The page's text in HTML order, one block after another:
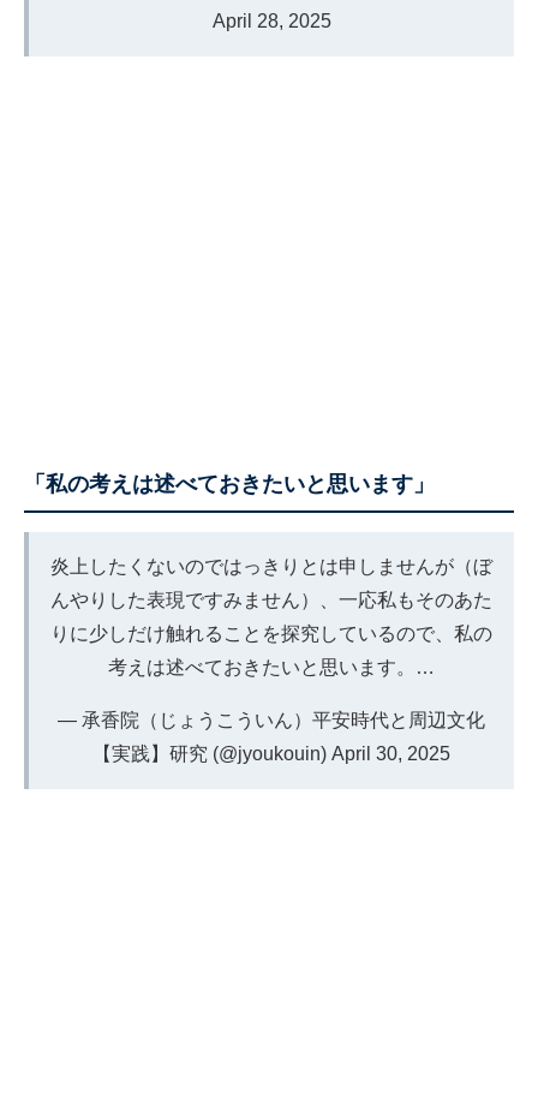
April 28, 2025
「私の考えは述べておきたいと思います」
炎上したくないのではっきりとは申しませんが（ぼ
んやりした表現ですみません）、一応私もそのあた
りに少しだけ触れることを探究しているので、私の
考えは述べておきたいと思います。…
— 承香院（じょうこういん）平安時代と周辺文化
【実践】研究 (@jyoukouin) April 30, 2025